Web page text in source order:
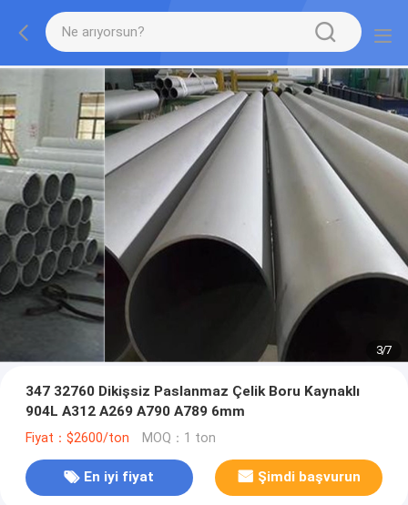
3/7
347 32760 Dikişsiz Paslanmaz Çelik Boru Kaynaklı
904L A312 A269 A790 A789 6mm
Fiyat：$2600/ton MOQ：1 ton
En iyi fiyat Şimdi başvurun